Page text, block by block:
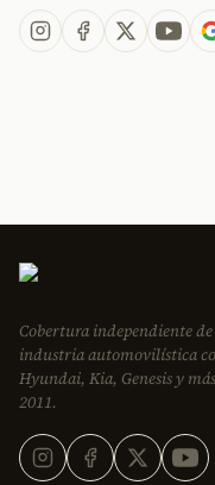
Cobertura independiente
industria automovilística
Hyundai, Kia, Genesis y
2011.